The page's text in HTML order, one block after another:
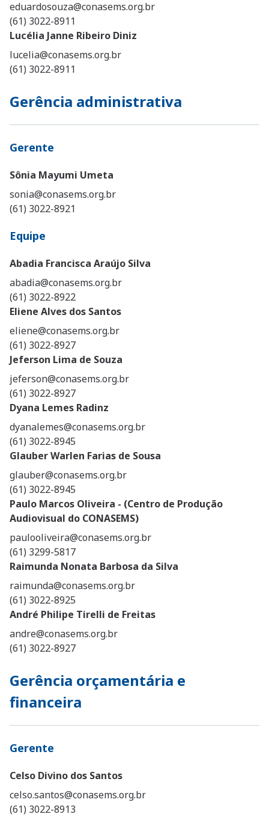
eduardosouza@conasems.org.br
(61) 3022-8911
Lucélia Janne Ribeiro Diniz
lucelia@conasems.org.br
(61) 3022-8911
Gerência administrativa
Gerente
Sônia Mayumi Umeta
sonia@conasems.org.br
(61) 3022-8921
Equipe
Abadia Francisca Araújo Silva
abadia@conasems.org.br
(61) 3022-8922
Eliene Alves dos Santos
eliene@conasems.org.br
(61) 3022-8927
Jeferson Lima de Souza
jeferson@conasems.org.br
(61) 3022-8927
Dyana Lemes Radinz
dyanalemes@conasems.org.br
(61) 3022-8945
Glauber Warlen Farias de Sousa
glauber@conasems.org.br
(61) 3022-8945
Paulo Marcos Oliveira - (Centro de Produção
Audiovisual do CONASEMS)
paulooliveira@conasems.org.br
(61) 3299-5817
Raimunda Nonata Barbosa da Silva
raimunda@conasems.org.br
(61) 3022-8925
André Philipe Tirelli de Freitas
andre@conasems.org.br
(61) 3022-8927
Gerência orçamentária e
financeira
Gerente
Celso Divino dos Santos
celso.santos@conasems.org.br
(61) 3022-8913